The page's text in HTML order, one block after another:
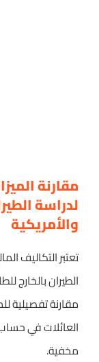
مقارنة
لدراسة
والأمريكية
تعتبر التكاليف
الطيران بالخارج
مقارنة تفصيلية
العائلات في
مخفية.